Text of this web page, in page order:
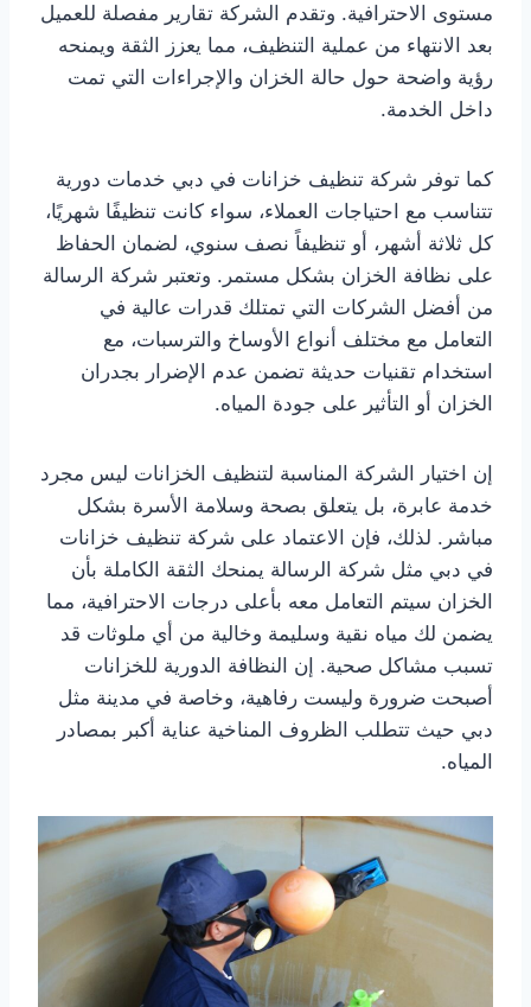
مستوى الاحترافية. وتقدم الشركة تقارير مفصلة للعميل
بعد الانتهاء من عملية التنظيف، مما يعزز الثقة ويمنحه
رؤية واضحة حول حالة الخزان والإجراءات التي تمت
داخل الخدمة.
كما توفر شركة تنظيف خزانات في دبي خدمات دورية
تتناسب مع احتياجات العملاء، سواء كانت تنظيفًا شهريًا،
كل ثلاثة أشهر، أو تنظيفاً نصف سنوي، لضمان الحفاظ
على نظافة الخزان بشكل مستمر. وتعتبر شركة الرسالة
من أفضل الشركات التي تمتلك قدرات عالية في
التعامل مع مختلف أنواع الأوساخ والترسبات، مع
استخدام تقنيات حديثة تضمن عدم الإضرار بجدران
الخزان أو التأثير على جودة المياه.
إن اختيار الشركة المناسبة لتنظيف الخزانات ليس مجرد
خدمة عابرة، بل يتعلق بصحة وسلامة الأسرة بشكل
مباشر. لذلك، فإن الاعتماد على شركة تنظيف خزانات
في دبي مثل شركة الرسالة يمنحك الثقة الكاملة بأن
الخزان سيتم التعامل معه بأعلى درجات الاحترافية، مما
يضمن لك مياه نقية وسليمة وخالية من أي ملوثات قد
تسبب مشاكل صحية. إن النظافة الدورية للخزانات
أصبحت ضرورة وليست رفاهية، وخاصة في مدينة مثل
دبي حيث تتطلب الظروف المناخية عناية أكبر بمصادر
المياه.